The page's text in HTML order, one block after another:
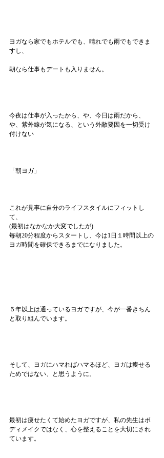
ヨガなら家でもホテルでも、晴れでも雨でもできま
すし、
朝なら仕事もデートも入りません。
今夜は仕事が入ったから、や、今日は雨だから、
や、紫外線が気になる、という外敵要因を一切受け
付けない
「朝ヨガ」
これが見事に自分のライフスタイルにフィットし
て、
(最初はなかなか大変でしたが)
毎朝20分程度からスタートし、今は1日１時間以上の
ヨガ時間を確保できるまでになりました。
５年以上は通っているヨガですが、今が一番きちん
と取り組んでいます。
そして、ヨガにハマればハマるほど、ヨガは痩せる
ためではない、と思うように。
最初は痩せたくて始めたヨガですが、私の先生はボ
ディメイクではなく、心を整えることを大切にされ
ています。